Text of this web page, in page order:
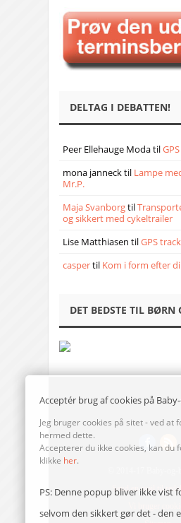
DELTAG I DEBATTEN!
Peer Ellehauge Modatil
mona jannecktil Lampe
Mr.P.
Maja Svanborgtil
og sikkert med cykeltrailer
Lise Matthiasen tilGPS
caspertil Kom i form efter
DET BEDSTE TIL BØRN
Send en mail til
Acceptér brug af cookies på
Jeg bruger cookies på sitet - ved
hermed dette.
Accepterer du ikke cookies, kan du
klikke her.
PS: Denne popup bliver ikke vist
selvom den sikkert gør det - den